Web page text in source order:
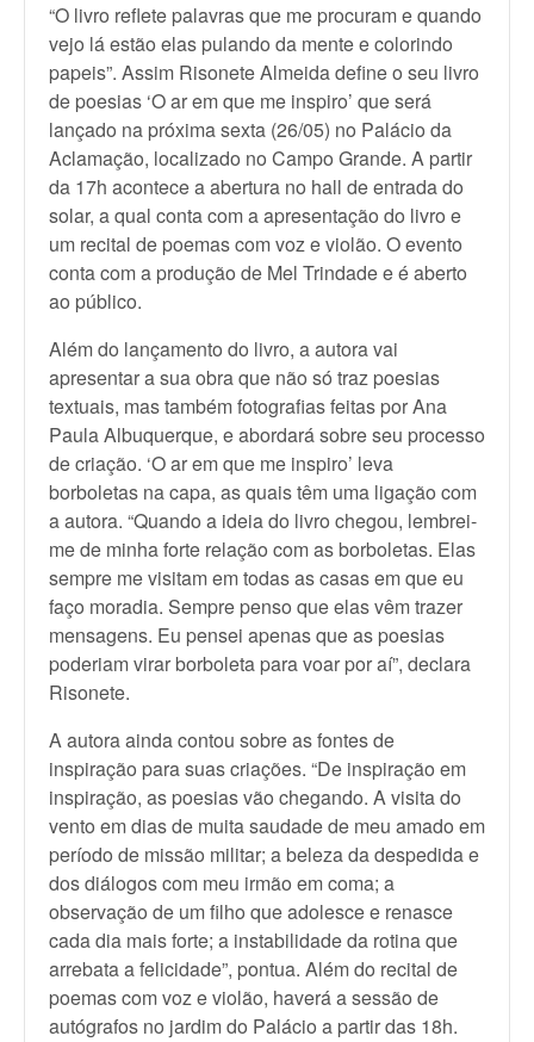
“O livro reflete palavras que me procuram e quando
vejo lá estão elas pulando da mente e colorindo
papeis”. Assim Risonete Almeida define o seu livro
de poesias ‘O ar em que me inspiro’ que será
lançado na próxima sexta (26/05) no Palácio da
Aclamação, localizado no Campo Grande. A partir
da 17h acontece a abertura no hall de entrada do
solar, a qual conta com a apresentação do livro e
um recital de poemas com voz e violão. O evento
conta com a produção de Mel Trindade e é aberto
ao público.
Além do lançamento do livro, a autora vai
apresentar a sua obra que não só traz poesias
textuais, mas também fotografias feitas por Ana
Paula Albuquerque, e abordará sobre seu processo
de criação. ‘O ar em que me inspiro’ leva
borboletas na capa, as quais têm uma ligação com
a autora. “Quando a ideia do livro chegou, lembrei-
me de minha forte relação com as borboletas. Elas
sempre me visitam em todas as casas em que eu
faço moradia. Sempre penso que elas vêm trazer
mensagens. Eu pensei apenas que as poesias
poderiam virar borboleta para voar por aí”, declara
Risonete.
A autora ainda contou sobre as fontes de
inspiração para suas criações. “De inspiração em
inspiração, as poesias vão chegando. A visita do
vento em dias de muita saudade de meu amado em
período de missão militar; a beleza da despedida e
dos diálogos com meu irmão em coma; a
observação de um filho que adolesce e renasce
cada dia mais forte; a instabilidade da rotina que
arrebata a felicidade”, pontua. Além do recital de
poemas com voz e violão, haverá a sessão de
autógrafos no jardim do Palácio a partir das 18h.